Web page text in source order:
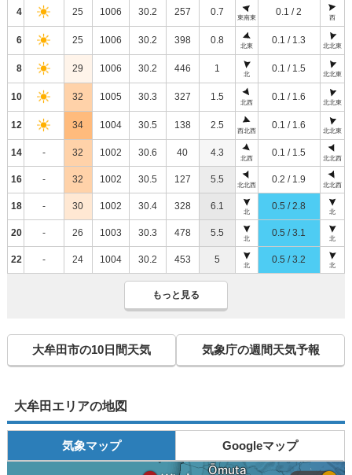
4 25 1006 30.2 257 0.7
東南東
0.1 / 2
西
6 25 1006 30.2 398 0.8
北東
0.1 / 1.3
北北東
8 29 1006 30.2 446 1
北
0.1 / 1.5
北北東
10 32 1005 30.3 327 1.5
北西
0.1 / 1.6
北北東
12 34 1004 30.5 138 2.5
西北西
0.1 / 1.6
北北東
14 - 32 1002 30.6 40 4.3
北西
0.1 / 1.5
北北西
16 - 32 1002 30.5 127 5.5
北北西
0.2 / 1.9
北北西
18 - 30 1002 30.4 328 6.1
北
0.5 / 2.8
北
20 - 26 1003 30.3 478 5.5
北
0.5 / 3.1
北
22 - 24 1004 30.2 453 5
北
0.5 / 3.2
北
もっと見る
大牟田市の10日間天気 気象庁の週間天気予報
大牟田エリアの地図
気象マップ Googleマップ